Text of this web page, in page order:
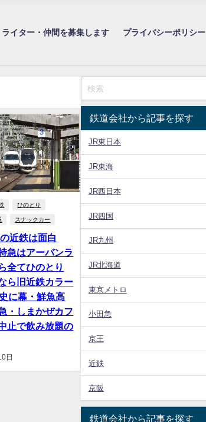
ライター・仲間を募集します プライバシーポリシー
ひのとり
スナックカー
近鉄は面白
急はアーバンラ
全てひのとり
ら旧近鉄カラー
に幕・鮮魚高
・しまかぜカフ
止で飲み放題の
日
鉄道会社から記事を探す
JR東日本
JR東海
JR西日本
JR四国
JR九州
JR北海道
東京メトロ
小田急
京王
近鉄
京阪
鉄道会社から記事を探す